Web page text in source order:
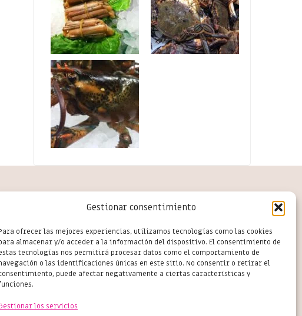
Gestionar consentimiento
ofrecer las mejores experiencias, utilizamos tecnologías como las cookies
almacenar y/o acceder a la información del dispositivo. El consentimiento de
tecnologías nos permitirá procesar datos como el comportamiento de
o las identificaciones únicas en este sitio. No consentir o retirar el
puede afectar negativamente a ciertas características y
los servicios
en Salou